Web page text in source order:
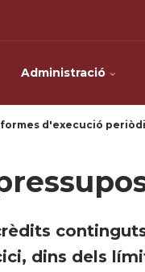
Administració
d'execució
dins dels